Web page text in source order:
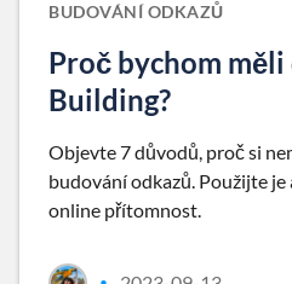
BUDOVÁNÍ ODKAZŮ
Proč bychom
Building?
Objevte 7 důvodů, proč si
budování odkazů. Použijte je
online přítomnost.